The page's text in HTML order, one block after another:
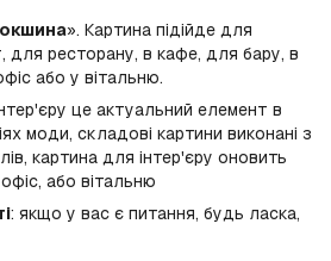
». Картина підійде для
для ресторану, в кафе, для бару, в
або у вітальню.
це актуальний елемент в
моди, складові картини виконані з
картина для інтер'єру оновить
або вітальню
: якщо у вас є питання, будь ласка,